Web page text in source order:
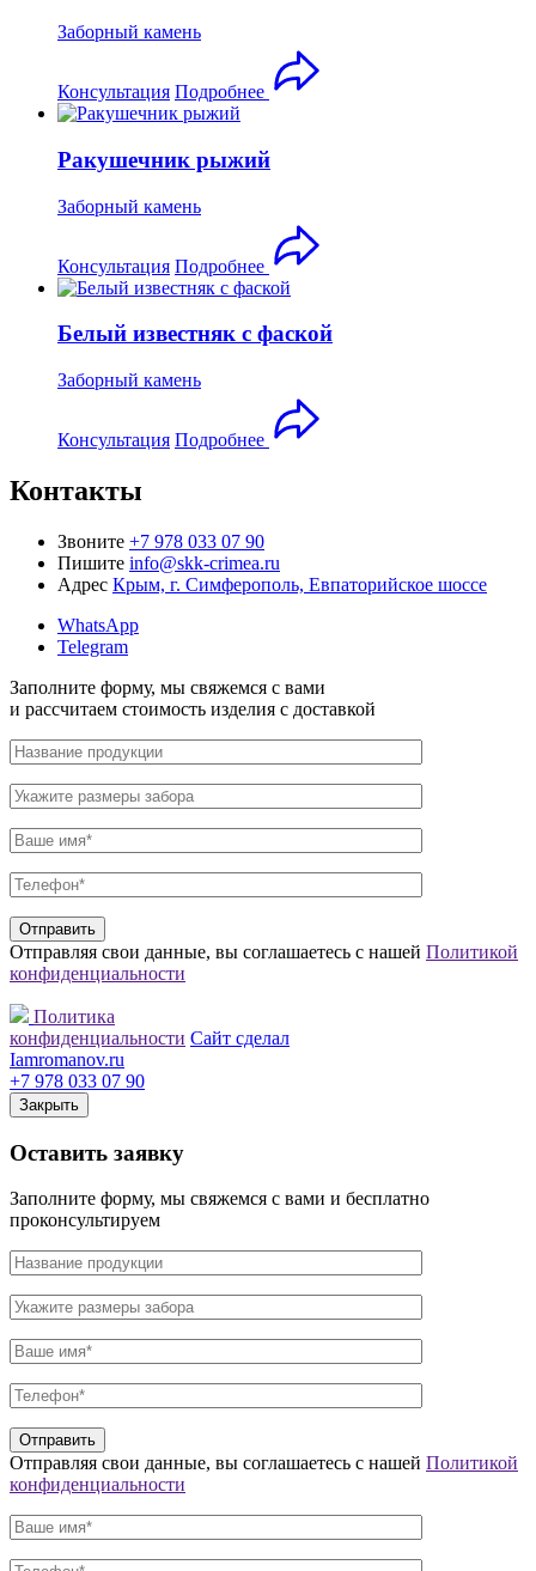
Заборный камень
Консультация Подробнее
Ракушечник рыжий
Заборный камень
Консультация Подробнее
Белый известняк с фаской
Заборный камень
Консультация Подробнее
Контакты
Звоните +7 978 033 07 90
Пишите info@skk-crimea.ru
Адрес Крым, г. Симферополь, Евпаторийское шоссе
WhatsApp
Telegram
Заполните форму, мы свяжемся с вами
и рассчитаем стоимость изделия с доставкой
Отправляя свои данные, вы соглашаетесь с нашей Политикой
конфиденциальности
Политика
конфиденциальности Сайт сделал
Iamromanov.ru
+7 978 033 07 90
Закрыть
Оставить заявку
Заполните форму, мы свяжемся с вами и бесплатно
проконсультируем
Отправляя свои данные, вы соглашаетесь с нашей Политикой
конфиденциальности